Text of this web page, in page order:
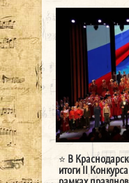
⭐️ В
итоги II